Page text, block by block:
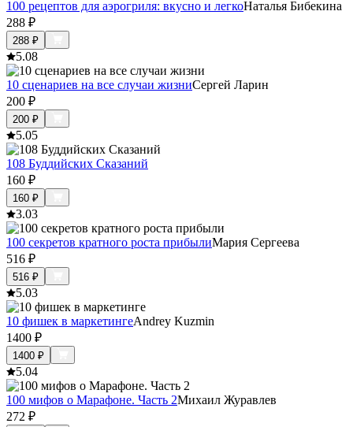
100 рецептов для аэрогриля: вкусно и легкоНаталья Бибекина
288 ₽
288 ₽
5.08
10 сценариев на все случаи жизниСергей Ларин
200 ₽
200 ₽
5.05
108 Буддийских Сказаний
160 ₽
160 ₽
3.03
100 секретов кратного роста прибылиМария Сергеева
516 ₽
516 ₽
5.03
10 фишек в маркетингеAndrey Kuzmin
1400 ₽
1400 ₽
5.04
100 мифов о Марафоне. Часть 2Михаил Журавлев
272 ₽